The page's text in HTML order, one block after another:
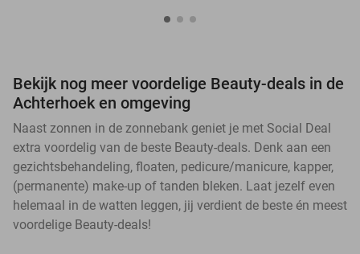
Bekijk nog meer voordelige Beauty-deals in de
Achterhoek en omgeving
Naast zonnen in de zonnebank geniet je met Social Deal
extra voordelig van de beste Beauty-deals. Denk aan een
gezichtsbehandeling, floaten, pedicure/manicure, kapper,
(permanente) make-up of tanden bleken. Laat jezelf even
helemaal in de watten leggen, jij verdient de beste én meest
voordelige Beauty-deals!